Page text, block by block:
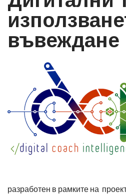
въвеждане
разработен в рамките на